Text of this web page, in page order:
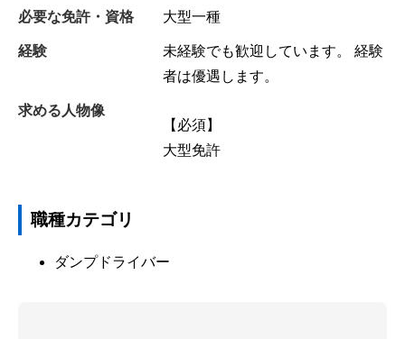
必要な免許・資格 大型一種
経験
未経験でも歓迎しています。 経験
者は優遇します。
求める人物像
【必須】
大型免許
職種カテゴリ
ダンプドライバー